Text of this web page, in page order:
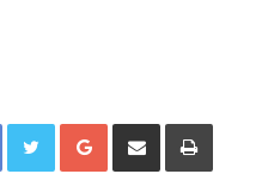
FacebookTwitterGoogle+Compartir por correo electrónicoImprimir